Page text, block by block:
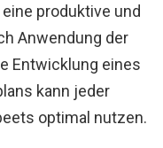
produktive und
Anwendung der
Entwicklung eines
kann jeder
optimal nutzen.